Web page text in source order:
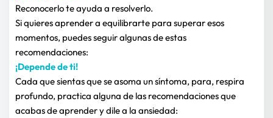
Reconocerlo te ayuda a resolverlo.
Si quieres aprender a equilibrarte para superar esos
momentos, puedes seguir algunas de estas
recomendaciones:
¡Depende de ti!
Cada que sientas que se asoma un síntoma, para, respira
profundo, practica alguna de las recomendaciones que
acabas de aprender y dile a la ansiedad: